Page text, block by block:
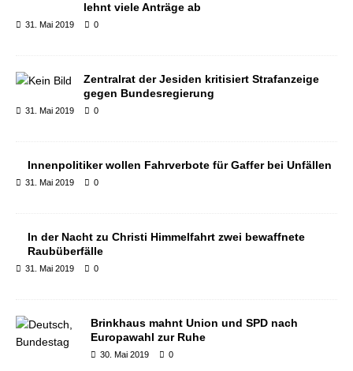
lehnt viele Anträge ab
31. Mai 2019 0
Zentralrat der Jesiden kritisiert Strafanzeige
gegen Bundesregierung
31. Mai 2019 0
Innenpolitiker wollen Fahrverbote für Gaffer bei Unfällen
31. Mai 2019 0
In der Nacht zu Christi Himmelfahrt zwei bewaffnete
Raubüberfälle
31. Mai 2019 0
Brinkhaus mahnt Union und SPD nach
Europawahl zur Ruhe
30. Mai 2019 0